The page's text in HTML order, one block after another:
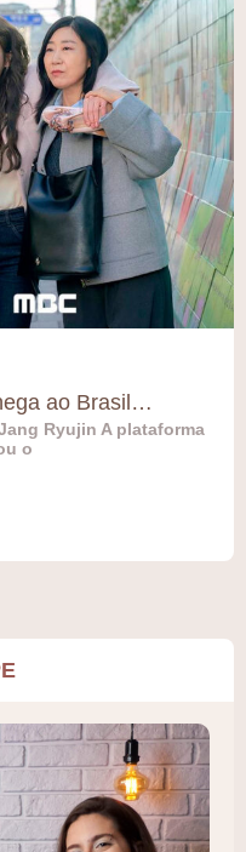
ao Brasil…
Ryujin A plataforma
o